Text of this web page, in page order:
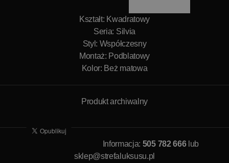
Kształt: Kwadratowy
Seria: Silvia
Styl: Współczesny
Montaż: Podblatowy
Kolor: Beż matowa
Produkt archiwalny
Informacja: 505 782 666lub
sklep@strefaluksusu.pl